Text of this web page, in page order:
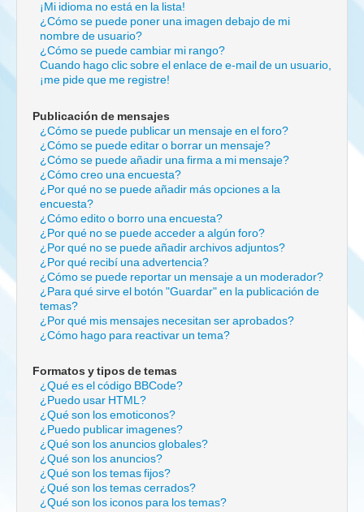
¡Mi idioma no está en la lista!
¿Cómo se puede poner una imagen debajo de mi
nombre de usuario?
¿Cómo se puede cambiar mi rango?
Cuando hago clic sobre el enlace de e-mail de un usuario,
¡me pide que me registre!
Publicación de mensajes
¿Cómo se puede publicar un mensaje en el foro?
¿Cómo se puede editar o borrar un mensaje?
¿Cómo se puede añadir una firma a mi mensaje?
¿Cómo creo una encuesta?
¿Por qué no se puede añadir más opciones a la
encuesta?
¿Cómo edito o borro una encuesta?
¿Por qué no se puede acceder a algún foro?
¿Por qué no se puede añadir archivos adjuntos?
¿Por qué recibí una advertencia?
¿Cómo se puede reportar un mensaje a un moderador?
¿Para qué sirve el botón "Guardar" en la publicación de
temas?
¿Por qué mis mensajes necesitan ser aprobados?
¿Cómo hago para reactivar un tema?
Formatos y tipos de temas
¿Qué es el código BBCode?
¿Puedo usar HTML?
¿Qué son los emoticonos?
¿Puedo publicar imagenes?
¿Qué son los anuncios globales?
¿Qué son los anuncios?
¿Qué son los temas fijos?
¿Qué son los temas cerrados?
¿Qué son los iconos para los temas?